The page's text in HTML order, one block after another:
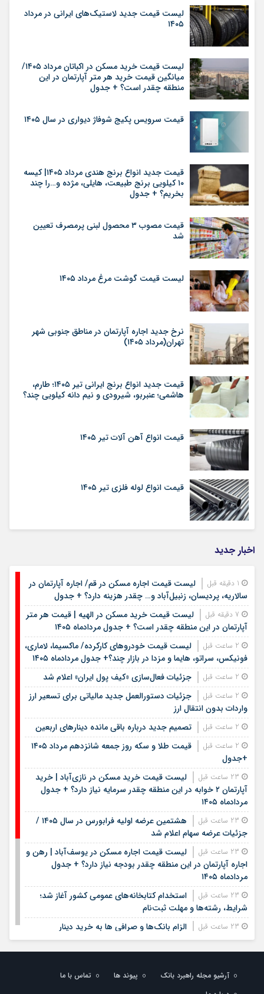
لیست قیمت جدید لاستیک‌های ایرانی در مرداد
۱۴۰۵
لیست قیمت خرید مسکن در اکباتان مرداد ۱۴۰۵/
میانگین قیمت خرید هر متر آپارتمان در این
منطقه چقدر است؟ + جدول
قیمت سرویس پکیج شوفاژ دیواری در سال ۱۴۰۵
قیمت جدید انواع برنج هندی مرداد ۱۴۰۵| کیسه
۱۰ کیلویی برنج طبیعت، هایلی، مژده و…را چند
بخریم؟ + جدول
قیمت مصوب ۳ محصول لبنی پرمصرف تعیین
شد
لیست قیمت گوشت مرغ مرداد ۱۴۰۵
نرخ جدید اجاره آپارتمان در مناطق جنوبی شهر
تهران(مرداد ۱۴۰۵)
قیمت جدید انواع برنج ایرانی تیر ۱۴۰۵؛ طارم،
هاشمی؛ عنبربو، شیرودی و نیم دانه کیلویی چند؟
قیمت انواع آهن آلات تیر ۱۴۰۵
قیمت انواع لوله فلزی تیر ۱۴۰۵
اخبار جدید
لیست قیمت اجاره مسکن در قم/ اجاره آپارتمان در
سالاریه، پردیسان، زنبیل‌آباد و… چقدر هزینه دارد؟ + جدول
لیست قیمت خرید مسکن در الهیه | قیمت هر متر
آپارتمان در این منطقه چقدر است؟ + جدول مردادماه ۱۴۰۵
لیست قیمت خودروهای کارکرده/ ماکسیما، لاماری،
فونیکس، سراتو، هایما و مزدا در بازار چند؟+ جدول مردادماه ۱۴۰۵
جزئیات فعال‌سازی «کیف پول ایران» اعلام شد
جزئیات دستورالعمل جدید مالیاتی برای تسعیر ارز
واردات بدون انتقال ارز
تصمیم جدید درباره باقی مانده دینارهای اربعین
قیمت طلا و سکه روز جمعه شانزدهم مرداد ۱۴۰۵
+جدول
لیست قیمت خرید مسکن در نازی‌آباد | خرید
آپارتمان ۲ خوابه در این منطقه چقدر سرمایه نیاز دارد؟ + جدول
مردادماه ۱۴۰۵
هشتمین عرضه اولیه فرابورس در سال ۱۴۰۵ /
جزئیات عرضه سهام اعلام شد
لیست قیمت اجاره مسکن در یوسف‌آباد | رهن و
اجاره آپارتمان در این منطقه چقدر بودجه نیاز دارد؟ + جدول
مردادماه ۱۴۰۵
استخدام کتابخانه‌های عمومی کشور آغاز شد؛
شرایط، رشته‌ها و مهلت ثبت‌نام
الزام بانک‌ها و صرافی ها به خرید دینار
باقی‌مانده زائران اربعین
آرشیو مجله راهبرد بانک پیوند ها
تماس با ما